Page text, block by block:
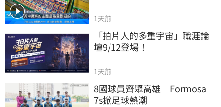
1天前
「拍片人的多重宇宙」職涯論
壇9/12登場！
1天前
8國球員齊聚高雄　Formosa
7s掀足球熱潮